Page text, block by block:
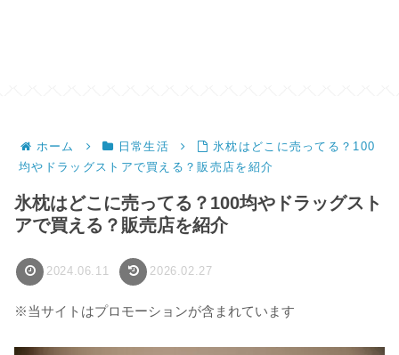
ホーム 日常生活
氷枕はどこに売ってる？100
均やドラッグストアで買える？販売店を紹介
氷枕はどこに売ってる？100均やドラッグスト
アで買える？販売店を紹介
2024.06.11 2026.02.27
※当サイトはプロモーションが含まれています